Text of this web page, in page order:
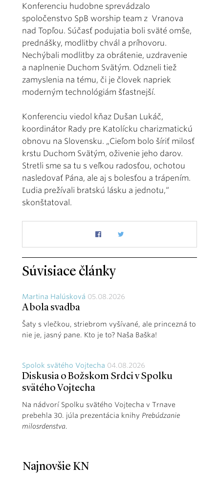
Konferenciu hudobne sprevádzalo
spoločenstvo SpB worship team z Vranova
nad Topľou. Súčasť podujatia boli sväté omše,
prednášky, modlitby chvál a príhovoru.
Nechýbali modlitby za obrátenie, uzdravenie
a naplnenie Duchom Svätým. Odzneli tiež
zamyslenia na tému, či je človek napriek
moderným technológiám šťastnejší.
Konferenciu viedol kňaz Dušan Lukáč,
koordinátor Rady pre Katolícku charizmatickú
obnovu na Slovensku. „Cieľom bolo šíriť milosť
krstu Duchom Svätým, oživenie jeho darov.
Stretli sme sa tu s veľkou radosťou, ochotou
nasledovať Pána, ale aj s bolesťou a trápením.
Ľudia prežívali bratskú lásku a jednotu,“
skonštatoval.
Súvisiace články
Martina Halúsková 05.08.2026
A bola svadba
Šaty s vlečkou, striebrom vyšívané, ale princezná to
nie je, jasný pane. Kto je to? Naša Baška!
Spolok svätého Vojtecha 04.08.2026
Diskusia o Božskom Srdci v Spolku
svätého Vojtecha
Na nádvorí Spolku svätého Vojtecha v Trnave
prebehla 30. júla prezentácia knihy Prebúdzanie
milosrdenstva.
Najnovšie KN